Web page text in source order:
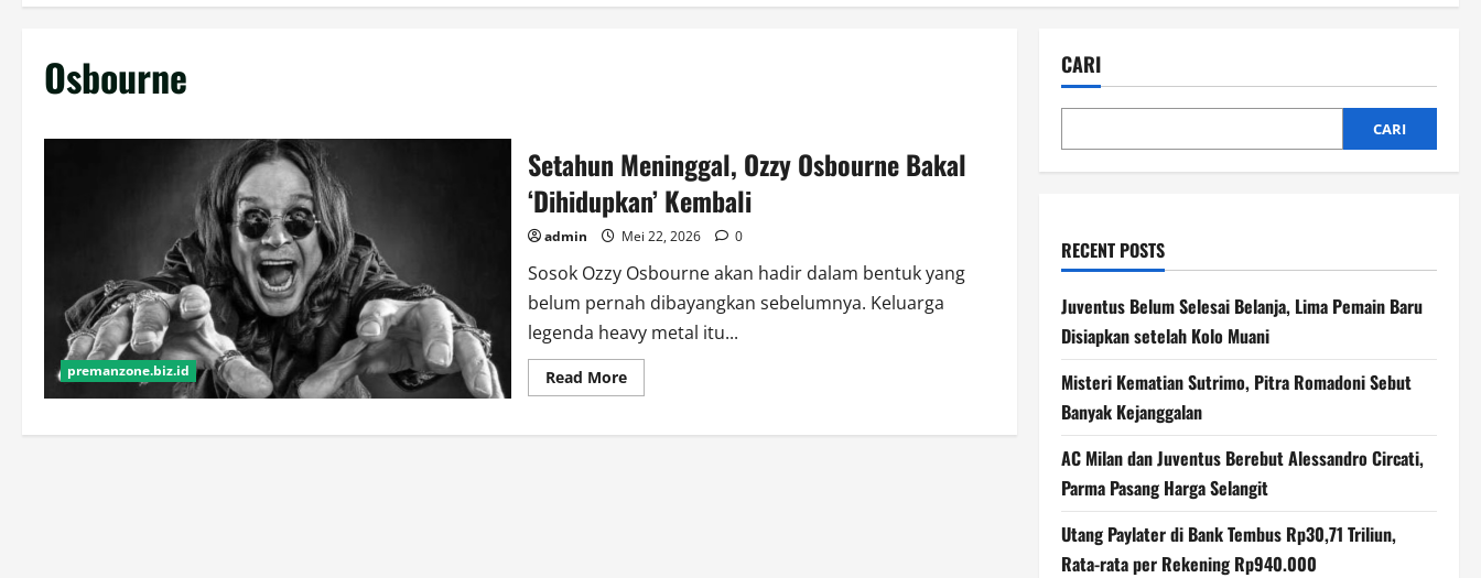
Osbourne
premanzone.biz.id
Setahun Meninggal, Ozzy Osbourne Bakal
‘Dihidupkan’ Kembali
admin Mei 22, 2026 0
Sosok Ozzy Osbourne akan hadir dalam bentuk yang
belum pernah dibayangkan sebelumnya. Keluarga
legenda heavy metal itu...
Read MoreRead
more
Meninggal,
CARI
CARI
RECENT POSTS
Juventus Belum Selesai Belanja, Lima Pemain Baru
Disiapkan setelah Kolo Muani
Misteri Kematian Sutrimo, Pitra Romadoni Sebut
Banyak Kejanggalan
AC Milan dan Juventus Berebut Alessandro Circati,
Parma Pasang Harga Selangit
Utang Paylater di Bank Tembus Rp30,71 Triliun,
Rata-rata per Rekening Rp940.000